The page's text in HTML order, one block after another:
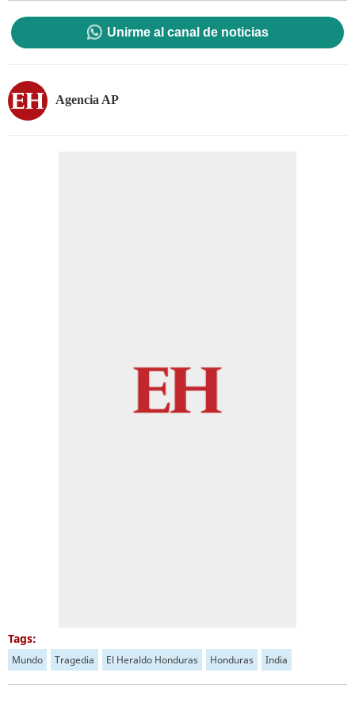
Unirme al canal de noticias
Agencia AP
Tags:
Mundo Tragedia El Heraldo Honduras Honduras India